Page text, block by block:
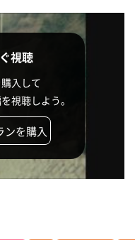
視聴
入して
視聴しよう。
ンを購入